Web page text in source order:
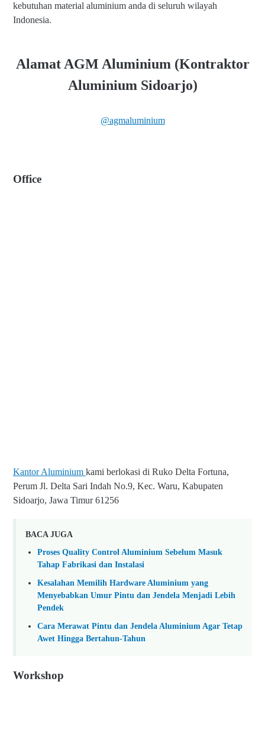
kebutuhan material aluminium anda di seluruh wilayah
Indonesia.
Alamat AGM Aluminium (Kontraktor
Aluminium Sidoarjo)
@agmaluminium
Office
Kantor Aluminium kami berlokasi di Ruko Delta Fortuna,
Perum Jl. Delta Sari Indah No.9, Kec. Waru, Kabupaten
Sidoarjo, Jawa Timur 61256
BACA JUGA
Proses Quality Control Aluminium Sebelum Masuk
Tahap Fabrikasi dan Instalasi
Kesalahan Memilih Hardware Aluminium yang
Menyebabkan Umur Pintu dan Jendela Menjadi Lebih
Pendek
Cara Merawat Pintu dan Jendela Aluminium Agar Tetap
Awet Hingga Bertahun-Tahun
Workshop